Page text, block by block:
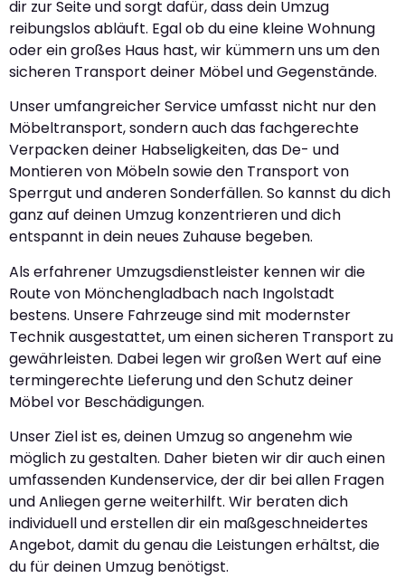
dir zur Seite und sorgt dafür, dass dein Umzug
reibungslos abläuft. Egal ob du eine kleine Wohnung
oder ein großes Haus hast, wir kümmern uns um den
sicheren Transport deiner Möbel und Gegenstände.
Unser umfangreicher Service umfasst nicht nur den
Möbeltransport, sondern auch das fachgerechte
Verpacken deiner Habseligkeiten, das De- und
Montieren von Möbeln sowie den Transport von
Sperrgut und anderen Sonderfällen. So kannst du dich
ganz auf deinen Umzug konzentrieren und dich
entspannt in dein neues Zuhause begeben.
Als erfahrener Umzugsdienstleister kennen wir die
Route von Mönchengladbach nach Ingolstadt
bestens. Unsere Fahrzeuge sind mit modernster
Technik ausgestattet, um einen sicheren Transport zu
gewährleisten. Dabei legen wir großen Wert auf eine
termingerechte Lieferung und den Schutz deiner
Möbel vor Beschädigungen.
Unser Ziel ist es, deinen Umzug so angenehm wie
möglich zu gestalten. Daher bieten wir dir auch einen
umfassenden Kundenservice, der dir bei allen Fragen
und Anliegen gerne weiterhilft. Wir beraten dich
individuell und erstellen dir ein maßgeschneidertes
Angebot, damit du genau die Leistungen erhältst, die
du für deinen Umzug benötigst.